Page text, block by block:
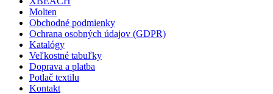
Molten
Obchodné podmienky
Ochrana osobných údajov (GDPR)
Katalógy
Veľkostné tabuľky
Doprava a platba
Potlač textilu
Kontakt